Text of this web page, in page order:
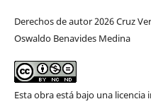
Derechos de autor 2026 Cruz
Oswaldo Benavides Medina
Esta obra está bajo una licencia